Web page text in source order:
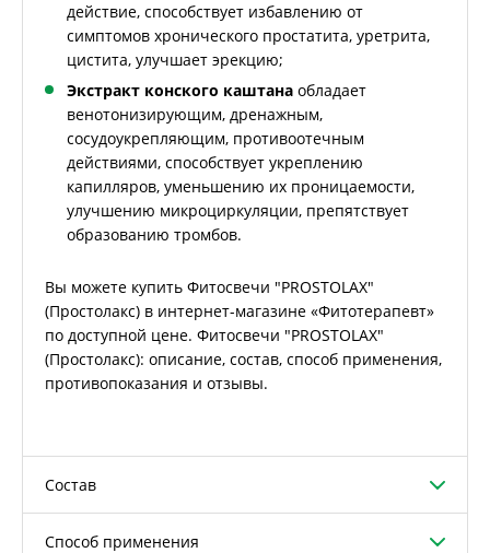
действие, способствует избавлению от
симптомов хронического простатита, уретрита,
цистита, улучшает эрекцию;
Экстракт конского каштана обладает
венотонизирующим, дренажным,
сосудоукрепляющим, противоотечным
действиями, способствует укреплению
капилляров, уменьшению их проницаемости,
улучшению микроциркуляции, препятствует
образованию тромбов.
Вы можете купить Фитосвечи "PROSTOLAX"
(Простолакс) в интернет-магазине «Фитотерапевт»
по доступной цене. Фитосвечи "PROSTOLAX"
(Простолакс): описание, состав, способ применения,
противопоказания и отзывы.
Состав
Способ применения